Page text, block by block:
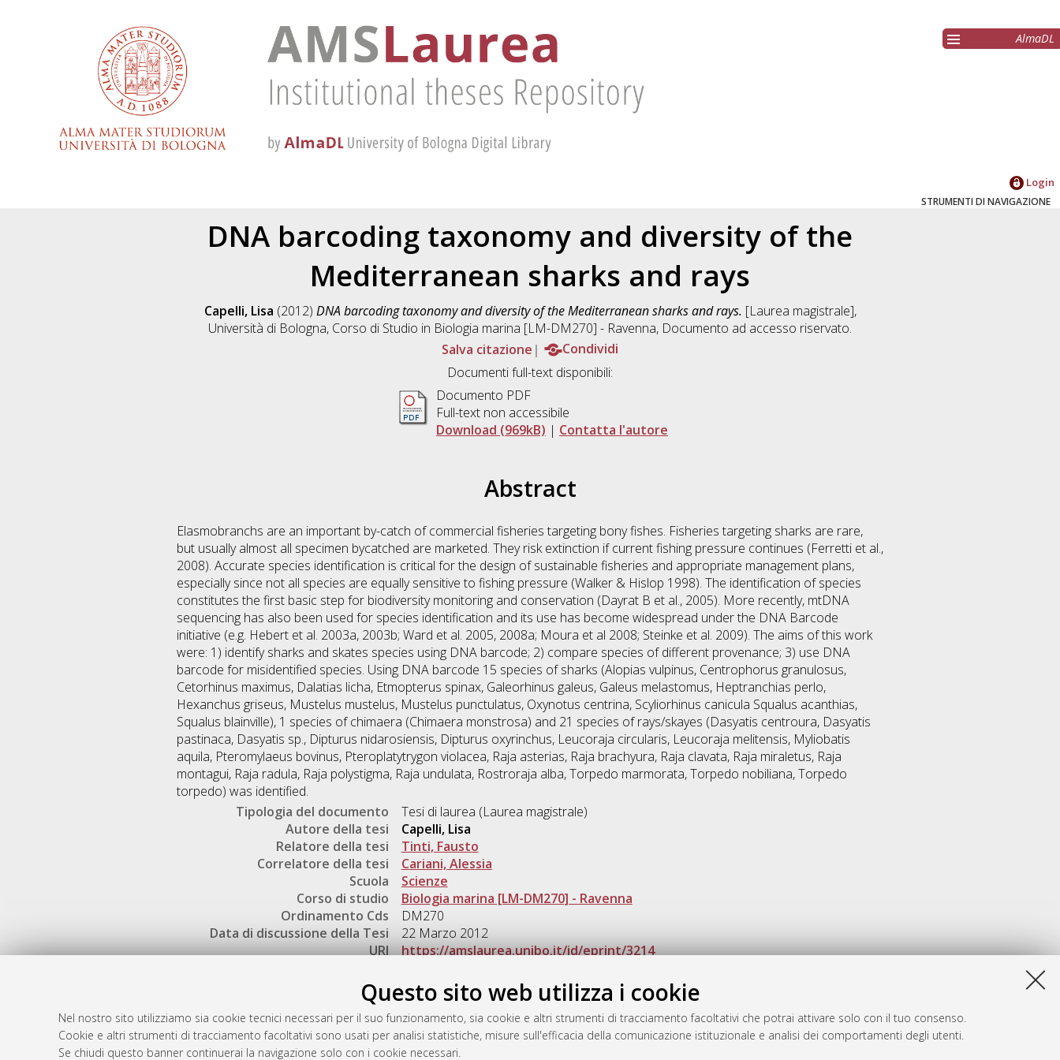
Questo sito web utilizza i cookie
Nel nostro sito utilizziamo sia cookie tecnici necessari per il suo funzionamento, sia cookie e altri strumenti di tracciamento facoltativi che potrai attivare solo con il tuo consenso.
Cookie e altri strumenti di tracciamento facoltativi sono usati per analisi statistiche, misure sull'efficacia della comunicazione istituzionale e analisi dei comportamenti degli utenti.
Se chiudi questo banner continuerai la navigazione solo con i cookie necessari.
AlmaDL
Login
STRUMENTI DI NAVIGAZIONE
DNA barcoding taxonomy and diversity of the
Mediterranean sharks and rays
Capelli, Lisa (2012) DNA barcoding taxonomy and diversity of the Mediterranean sharks and rays. [Laurea magistrale],
Università di Bologna, Corso di Studio in Biologia marina [LM-DM270] - Ravenna, Documento ad accesso riservato.
Salva citazione
Condividi
Documenti full-text disponibili:
Documento PDF
Full-text non accessibile
Download (969kB) | Contatta l'autore
Abstract
Elasmobranchs are an important by-catch of commercial fisheries targeting bony fishes. Fisheries targeting sharks are rare,
but usually almost all specimen bycatched are marketed. They risk extinction if current fishing pressure continues (Ferretti et al.,
2008). Accurate species identification is critical for the design of sustainable fisheries and appropriate management plans,
especially since not all species are equally sensitive to fishing pressure (Walker & Hislop 1998). The identification of species
constitutes the first basic step for biodiversity monitoring and conservation (Dayrat B et al., 2005). More recently, mtDNA
sequencing has also been used for species identification and its use has become widespread under the DNA Barcode
initiative (e.g. Hebert et al. 2003a, 2003b; Ward et al. 2005, 2008a; Moura et al 2008; Steinke et al. 2009). The aims of this work
were: 1) identify sharks and skates species using DNA barcode; 2) compare species of different provenance; 3) use DNA
barcode for misidentified species. Using DNA barcode 15 species of sharks (Alopias vulpinus, Centrophorus granulosus,
Cetorhinus maximus, Dalatias licha, Etmopterus spinax, Galeorhinus galeus, Galeus melastomus, Heptranchias perlo,
Hexanchus griseus, Mustelus mustelus, Mustelus punctulatus, Oxynotus centrina, Scyliorhinus canicula Squalus acanthias,
Squalus blainville), 1 species of chimaera (Chimaera monstrosa) and 21 species of rays/skayes (Dasyatis centroura, Dasyatis
pastinaca, Dasyatis sp., Dipturus nidarosiensis, Dipturus oxyrinchus, Leucoraja circularis, Leucoraja melitensis, Myliobatis
aquila, Pteromylaeus bovinus, Pteroplatytrygon violacea, Raja asterias, Raja brachyura, Raja clavata, Raja miraletus, Raja
montagui, Raja radula, Raja polystigma, Raja undulata, Rostroraja alba, Torpedo marmorata, Torpedo nobiliana, Torpedo
torpedo) was identified.
Tipologia del documento
Tesi di laurea (Laurea magistrale)
Autore della tesi
Capelli, Lisa
Relatore della tesi
Tinti, Fausto
Correlatore della tesi
Cariani, Alessia
Scuola
Scienze
Corso di studio
Biologia marina [LM-DM270] - Ravenna
Ordinamento Cds
DM270
Data di discussione della Tesi
22 Marzo 2012
URI
https://amslaurea.unibo.it/id/eprint/3214
Gestione del documento:
Atom
AMS Laurea